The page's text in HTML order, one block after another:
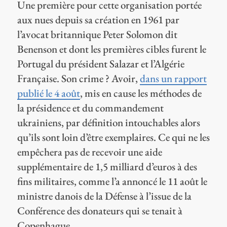
Une première pour cette organisation portée
aux nues depuis sa création en 1961 par
l’avocat britannique Peter Solomon dit
Benenson et dont les premières cibles furent le
Portugal du président Salazar et l’Algérie
Française. Son crime ? Avoir,dans un rapport
publié le 4 août, mis en cause les méthodes de
la présidence et du commandement
ukrainiens, par définition intouchables alors
qu’ils sont loin d’être exemplaires. Ce qui ne les
empêchera pas de recevoir une aide
supplémentaire de 1,5 milliard d’euros à des
fins militaires, comme l’a annoncé le 11 août le
ministre danois de la Défense à l’issue de la
Conférence des donateurs qui se tenait à